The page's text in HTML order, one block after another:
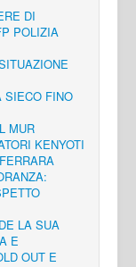
DI
POLIZIA
SIECO FINO
MUR
KENYOTI
LA SUA
E
OUT E